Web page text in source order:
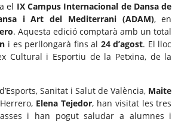
el IX Campus Internacional de Dansa de
i Art del Mediterrani (ADAM), en
. Aquesta edició comptarà amb un total
i es perllongarà fins al 24 d’agost. El lloc
Cultural i Esportiu de la Petxina, de la
Sanitat i Salut de València, Maite
Elena Tejedor, han visitat les tres
i han pogut saludar a alumnes i